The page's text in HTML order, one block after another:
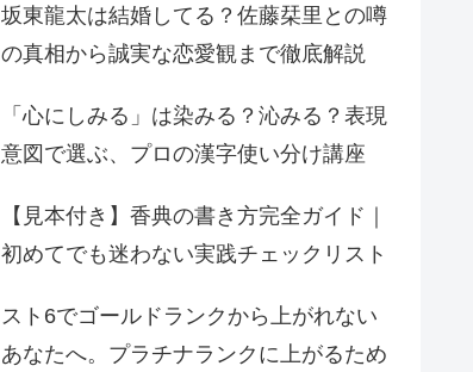
坂東龍太は結婚してる？佐藤栞里との噂
の真相から誠実な恋愛観まで徹底解説
「心にしみる」は染みる？沁みる？表現
意図で選ぶ、プロの漢字使い分け講座
【見本付き】香典の書き方完全ガイド｜
初めてでも迷わない実践チェックリスト
スト6でゴールドランクから上がれない
あなたへ。プラチナランクに上がるため